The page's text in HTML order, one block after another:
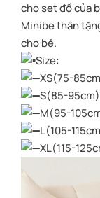
cho set đồ của
Minibe thân
cho bé.
Size:
XS(75-
S(85-
M(95-
L(105-
XL(115-